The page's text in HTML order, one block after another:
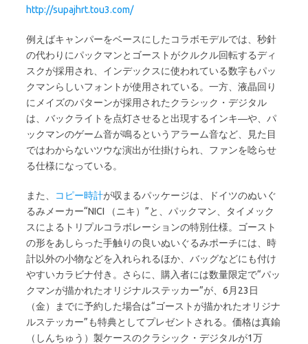
http://supajhrt.tou3.com/
例えばキャンパーをベースにしたコラボモデルでは、秒針
の代わりにパックマンとゴーストがクルクル回転するディ
スクが採用され、インデックスに使われている数字もパッ
クマンらしいフォントが使用されている。一方、液晶回り
にメイズのパターンが採用されたクラシック・デジタル
は、バックライトを点灯させると出現するインキ―や、パ
ックマンのゲーム音が鳴るというアラーム音など、見た目
ではわからないツウな演出が仕掛けられ、ファンを唸らせ
る仕様になっている。
また、 コピー時計が収まるパッケージは、ドイツのぬいぐ
るみメーカー“NICI （ニキ）”と、パックマン、タイメック
スによるトリプルコラボレーションの特別仕様。ゴースト
の形をあしらった手触りの良いぬいぐるみポーチには、時
計以外の小物などを入れられるほか、バッグなどにも付け
やすいカラビナ付き。さらに、購入者には数量限定で“パッ
クマンが描かれたオリジナルステッカー”が、6月23日
（金）までに予約した場合は“ゴーストが描かれたオリジナ
ルステッカー”も特典としてプレゼントされる。価格は真鍮
（しんちゅう）製ケースのクラシック・デジタルが1万